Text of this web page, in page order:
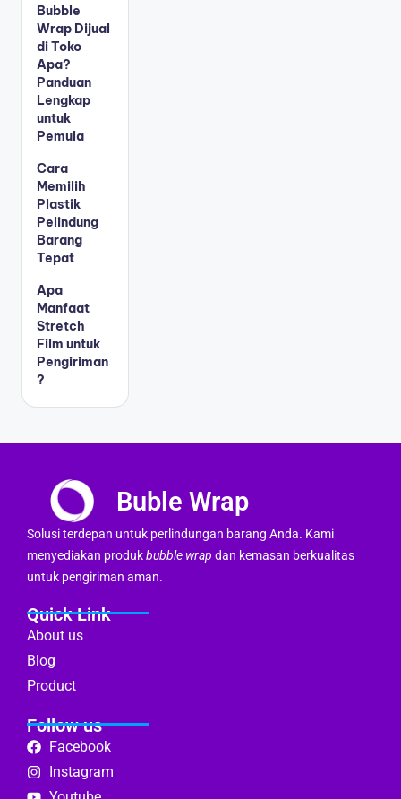
Bubble
Wrap Dijual
di Toko
Apa?
Panduan
Lengkap
untuk
Pemula
Cara
Memilih
Plastik
Pelindung
Barang
Tepat
Apa
Manfaat
Stretch
Film untuk
Pengiriman
?
Buble Wrap
Solusi terdepan untuk perlindungan barang Anda. Kami
menyediakan produkbubble wrap dan kemasan berkualitas
untuk pengiriman aman.
Quick Link
About us
Blog
Product
Follow us
Facebook
Instagram